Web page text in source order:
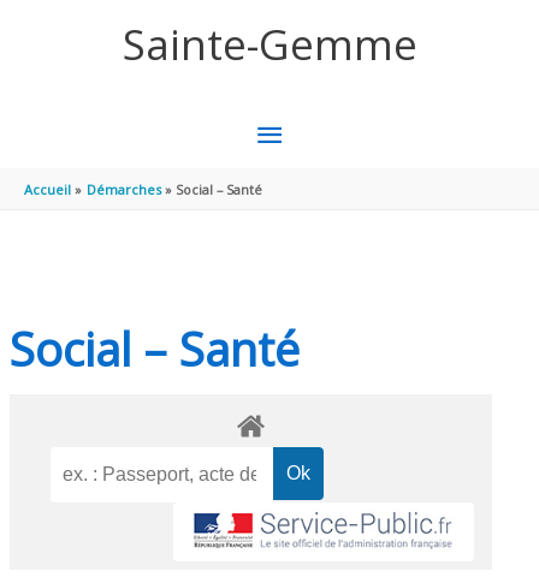
Sainte-Gemme
MENU
PRINCIPAL
Accueil Démarches Social – Santé
Social – Santé